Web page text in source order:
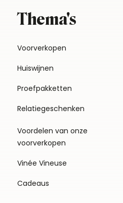
Thema's
Voorverkopen
Huiswijnen
Proefpakketten
Relatiegeschenken
Voordelen van onze
voorverkopen
Vinée Vineuse
Cadeaus